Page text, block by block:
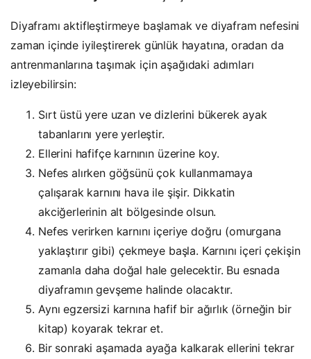
Diyaframı aktifleştirmeye başlamak ve diyafram nefesini
zaman içinde iyileştirerek günlük hayatına, oradan da
antrenmanlarına taşımak için aşağıdaki adımları
izleyebilirsin:
Sırt üstü yere uzan ve dizlerini bükerek ayak
tabanlarını yere yerleştir.
Ellerini hafifçe karnının üzerine koy.
Nefes alırken göğsünü çok kullanmamaya
çalışarak karnını hava ile şişir. Dikkatin
akciğerlerinin alt bölgesinde olsun.
Nefes verirken karnını içeriye doğru (omurgana
yaklaştırır gibi) çekmeye başla. Karnını içeri çekişin
zamanla daha doğal hale gelecektir. Bu esnada
diyaframın gevşeme halinde olacaktır.
Aynı egzersizi karnına hafif bir ağırlık (örneğin bir
kitap) koyarak tekrar et.
Bir sonraki aşamada ayağa kalkarak ellerini tekrar